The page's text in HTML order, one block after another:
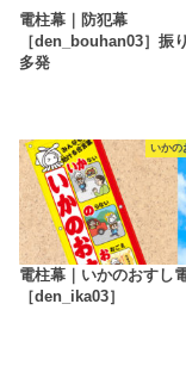
電柱幕｜防犯幕
［den_bouhan03］振
多発
いかの
電柱幕｜いかのおすし
［den_ika03］